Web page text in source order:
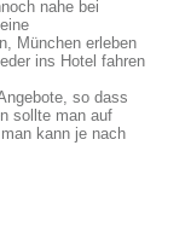
nahe bei
München erleben
ins Hotel fahren
so dass
sollte man auf
kann je nach